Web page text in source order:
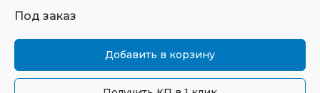
Под заказ
Добавить в корзину